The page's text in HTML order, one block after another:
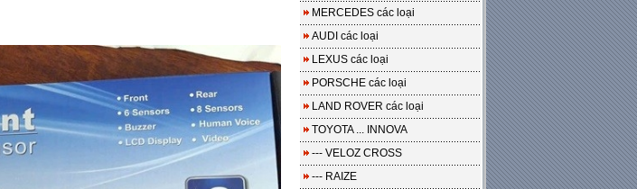
MERCEDES các loại
AUDI các loại
LEXUS các loại
PORSCHE các loại
LAND ROVER các loại
TOYOTA ... INNOVA
--- VELOZ CROSS
--- RAIZE